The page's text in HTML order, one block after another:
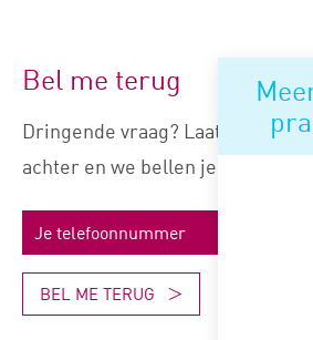
Bel me terug
Dringende vraag? Laat je
achter en we bellen je snel terug.
BEL ME TERUG